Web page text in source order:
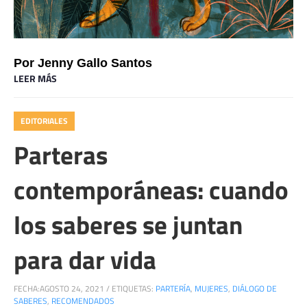
Por Jenny Gallo Santos
LEER MÁS
EDITORIALES
Parteras
contemporáneas: cuando
los saberes se juntan
para dar vida
FECHA:AGOSTO 24, 2021 / ETIQUETAS: PARTERÍA, MUJERES, DIÁLOGO DE
SABERES, RECOMENDADOS